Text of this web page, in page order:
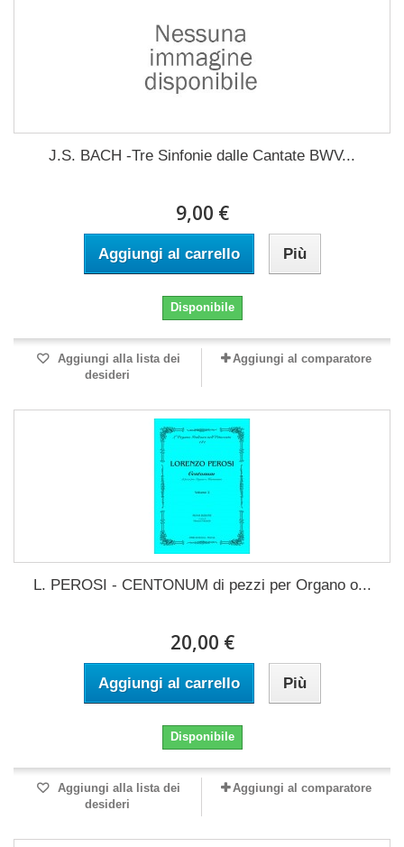
J.S. BACH -Tre Sinfonie dalle Cantate BWV...
9,00 €
Aggiungi al carrello Più
Disponibile
Aggiungi alla lista dei
desideri
Aggiungi al comparatore
L. PEROSI - CENTONUM di pezzi per Organo o...
20,00 €
Aggiungi al carrello Più
Disponibile
Aggiungi alla lista dei
desideri
Aggiungi al comparatore